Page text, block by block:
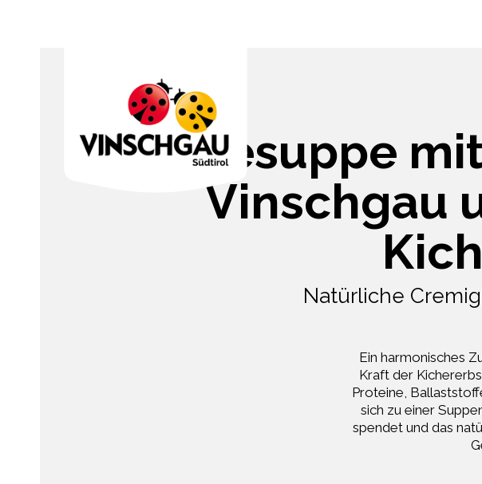
Cremesuppe
Vinschgau
Natürliche
Ein harmonisches
Kraft der
Proteine,
sich zu einer
spendet und das